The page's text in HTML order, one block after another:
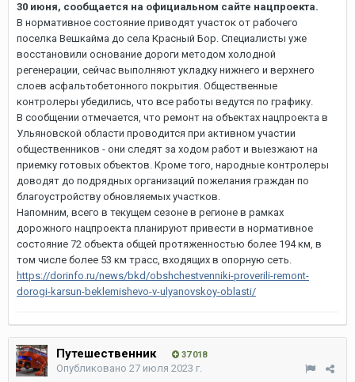
30 июня, сообщается на официальном сайте нацпроекта.
В нормативное состояние приводят участок от рабочего
поселка Вешкайма до села Красный Бор. Специалисты уже
восстановили основание дороги методом холодной
регенерации, сейчас выполняют укладку нижнего и верхнего
слоев асфальтобетонного покрытия. Общественные
контролеры убедились, что все работы ведутся по графику.
В сообщении отмечается, что ремонт на объектах нацпроекта в
Ульяновской области проводится при активном участии
общественников - они следят за ходом работ и выезжают на
приемку готовых объектов. Кроме того, народные контролеры
доводят до подрядных организаций пожелания граждан по
благоустройству обновляемых участков.
Напомним, всего в текущем сезоне в регионе в рамках
дорожного нацпроекта планируют привести в нормативное
состояние 72 объекта общей протяженностью более 194 км, в
том числе более 53 км трасс, входящих в опорную сеть.
https://dorinfo.ru/news/bkd/obshchestvenniki-proverili-remont-
dorogi-karsun-beklemishevo-v-ulyanovskoy-oblasti/
Путешественник 37 018
Опубликовано 27 июля 2023 г.